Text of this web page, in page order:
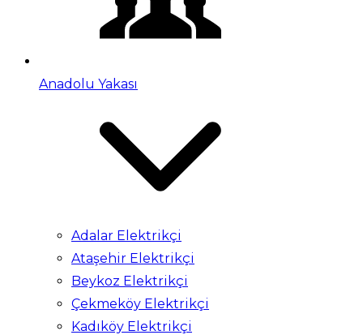
Anadolu Yakası
Adalar Elektrikçi
Ataşehir Elektrikçi
Beykoz Elektrikçi
Çekmeköy Elektrikçi
Kadıköy Elektrikçi